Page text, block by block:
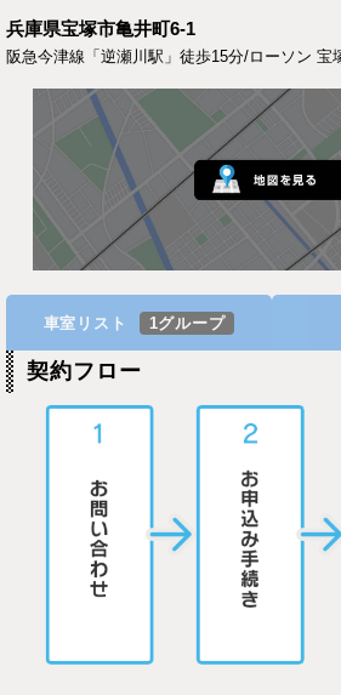
兵庫県宝塚市亀井町6-1
阪急今津線「逆瀬川駅」徒歩15分/ローソン 宝
車室リスト 1グループ
契約フロー